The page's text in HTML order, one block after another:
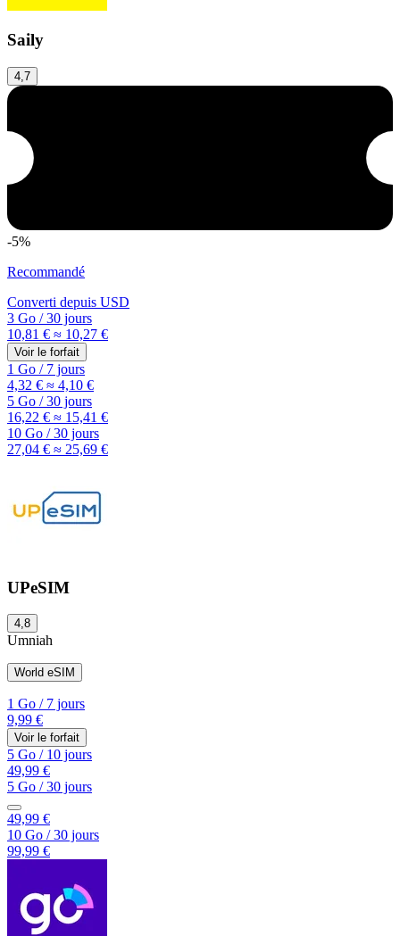
Saily
4,7
-5%
Recommandé
Converti depuis USD
3 Go /30 jours
10,81 € ≈ 10,27 €
Voir le forfait
1 Go /7 jours
4,32 € ≈ 4,10 €
5 Go /30 jours
16,22 € ≈ 15,41 €
10 Go /30 jours
27,04 € ≈ 25,69 €
UPeSIM
4,8
Umniah
World eSIM
1 Go /7 jours
9,99 €
Voir le forfait
5 Go /10 jours
49,99 €
5 Go /30 jours
49,99 €
10 Go /30 jours
99,99 €